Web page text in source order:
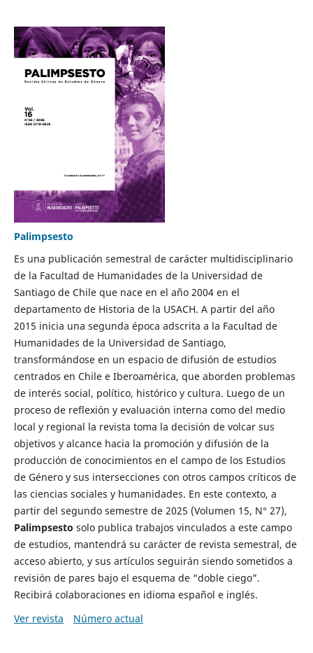
Palimpsesto
Es una publicación semestral de carácter multidisciplinario
de la Facultad de Humanidades de la Universidad de
Santiago de Chile que nace en el año 2004 en el
departamento de Historia de la USACH. A partir del año
2015 inicia una segunda época adscrita a la Facultad de
Humanidades de la Universidad de Santiago,
transformándose en un espacio de difusión de estudios
centrados en Chile e Iberoamérica, que aborden problemas
de interés social, político, histórico y cultura. Luego de un
proceso de reflexión y evaluación interna como del medio
local y regional la revista toma la decisión de volcar sus
objetivos y alcance hacia la promoción y difusión de la
producción de conocimientos en el campo de los Estudios
de Género y sus intersecciones con otros campos críticos de
las ciencias sociales y humanidades. En este contexto, a
partir del segundo semestre de 2025 (Volumen 15, N° 27),
Palimpsesto solo publica trabajos vinculados a este campo
de estudios, mantendrá su carácter de revista semestral, de
acceso abierto, y sus artículos seguirán siendo sometidos a
revisión de pares bajo el esquema de “doble ciego”.
Recibirá colaboraciones en idioma español e inglés.
Ver revista
Número actual